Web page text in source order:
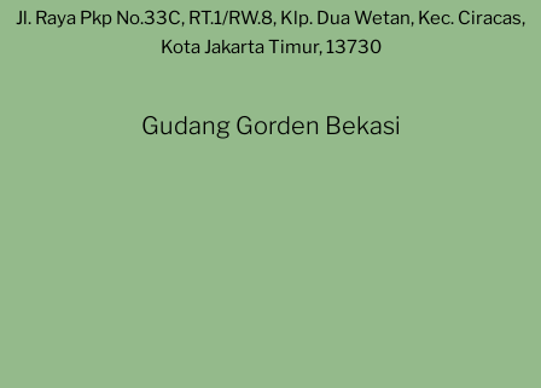
Jl. Raya Pkp No.33C, RT.1/RW.8, Klp. Dua Wetan, Kec. Ciracas,
Kota Jakarta Timur, 13730
Gudang Gorden Bekasi